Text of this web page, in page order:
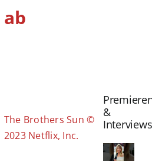
ab
The Brothers Sun ©
2023 Netflix, Inc.
&
Interviews